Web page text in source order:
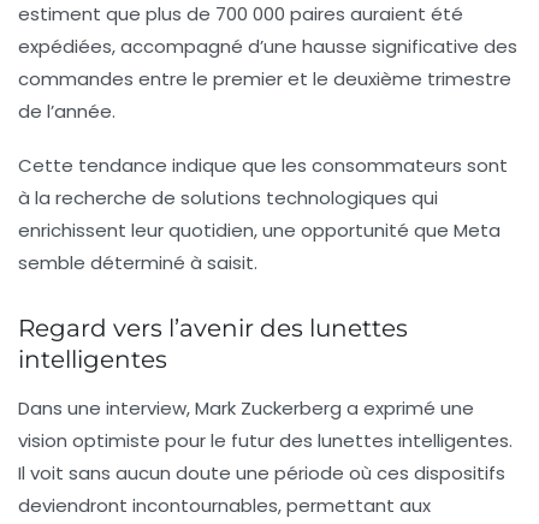
estiment que plus de 700 000 paires auraient été
expédiées, accompagné d’une hausse significative des
commandes entre le premier et le deuxième trimestre
de l’année.
Cette tendance indique que les consommateurs sont
à la recherche de solutions technologiques qui
enrichissent leur quotidien, une opportunité que Meta
semble déterminé à saisit.
Regard vers l’avenir des lunettes
intelligentes
Dans une interview, Mark Zuckerberg a exprimé une
vision optimiste pour le futur des lunettes intelligentes.
Il voit sans aucun doute une période où ces dispositifs
deviendront incontournables, permettant aux